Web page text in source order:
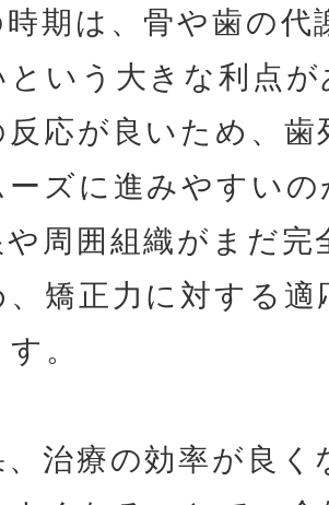
期は、骨や歯の代
という大きな利点
反応が良いため、
ーズに進みやすい
や周囲組織がまだ
、矯正力に対する
。
、治療の効率が良